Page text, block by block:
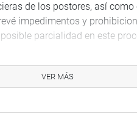
de los postores, así
impedimentos y
parcialidad en este
veeduría. Además, la norma
a la Contraloría
VER MÁS